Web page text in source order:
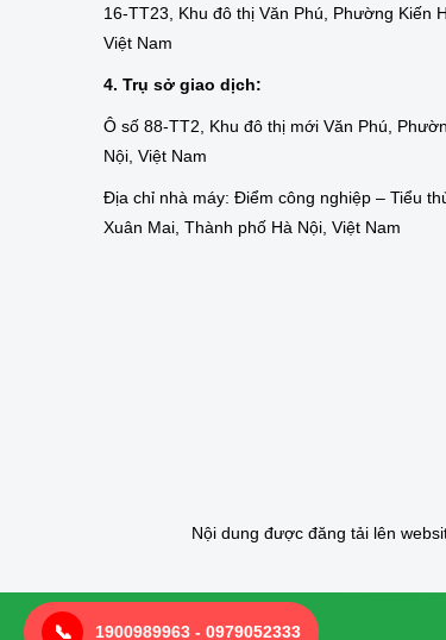
📞 1900989963 - 0979052333
16-TT23, Khu đô thị Văn Phú, Phường Kiến
Việt Nam
4. Trụ sở giao dịch:
Ô số 88-TT2, Khu đô thị mới Văn Phú,
Nội, Việt Nam
Địa chỉ nhà máy: Điểm công nghiệp – Tiểu
Xuân Mai, Thành phố Hà Nội, Việt Nam
Nội dung được đăng tải lên